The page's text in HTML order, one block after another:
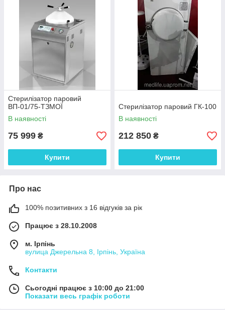
Стерилізатор паровий
ВП-01/75-ТЗМОЇ
В наявності
75 999 ₴
Купити
Стерилізатор паровий ГК-100
В наявності
212 850 ₴
Купити
Про нас
100% позитивних з 16 відгуків за рік
Працює з 28.10.2008
м. Ірпінь
вулица Джерельна 8, Ірпінь, Україна
Контакти
Сьогодні працює з 10:00 до 21:00
Показати весь графік роботи